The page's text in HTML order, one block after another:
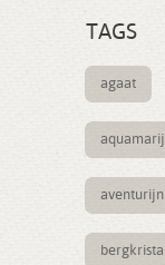
TAGS
agaat
aventurijn